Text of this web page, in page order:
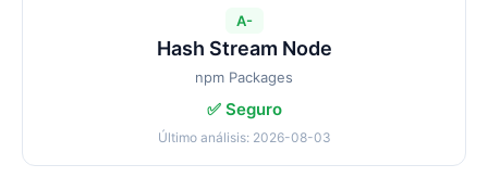
A-
Hash Stream Node
npm Packages
✅ Seguro
Último análisis: 2026-08-03